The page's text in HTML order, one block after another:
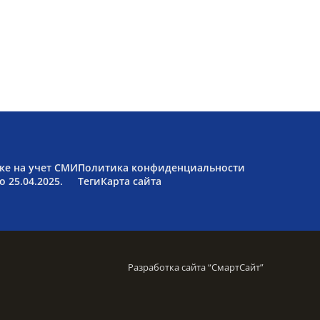
на учет СМИ
25.04.2025.
Политика конфиденциальности
ТегиКарта сайта
Разработка сайта “СмартСайт”